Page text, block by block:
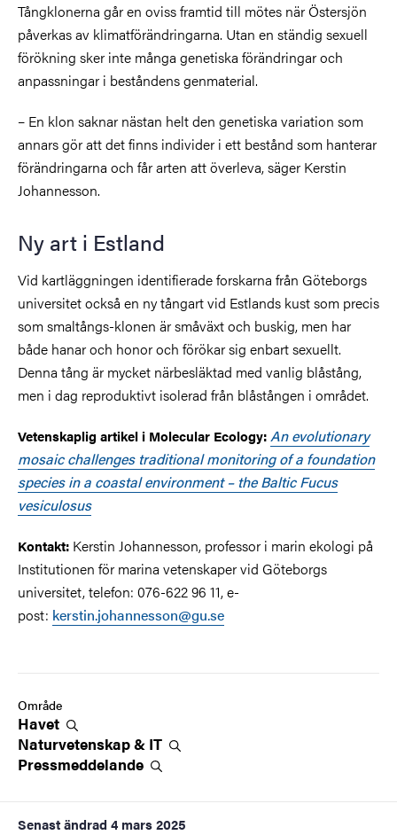
Tångklonerna går en oviss framtid till mötes när Östersjön
påverkas av klimatförändringarna. Utan en ständig sexuell
förökning sker inte många genetiska förändringar och
anpassningar i beståndens genmaterial.
– En klon saknar nästan helt den genetiska variation som
annars gör att det finns individer i ett bestånd som hanterar
förändringarna och får arten att överleva, säger Kerstin
Johannesson.
Ny art i Estland
Vid kartläggningen identifierade forskarna från Göteborgs
universitet också en ny tångart vid Estlands kust som precis
som smaltångs-klonen är småväxt och buskig, men har
både hanar och honor och förökar sig enbart sexuellt.
Denna tång är mycket närbesläktad med vanlig blåstång,
men i dag reproduktivt isolerad från blåstången i området.
Vetenskaplig artikel i Molecular Ecology:An evolutionary
mosaic challenges traditional monitoring of a foundation
species in a coastal environment – the Baltic Fucus
vesiculosus
Kontakt: Kerstin Johannesson, professor i marin ekologi på
Institutionen för marina vetenskaper vid Göteborgs
universitet, telefon: 076-622 96 11, e-
post: kerstin.johannesson@gu.se
Område
Havet
Naturvetenskap & IT
Pressmeddelande
Senast ändrad 4 mars 2025